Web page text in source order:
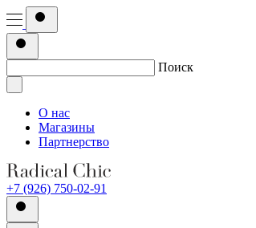
Поиск
О нас
Магазины
Партнерство
+7 (926) 750-02-91